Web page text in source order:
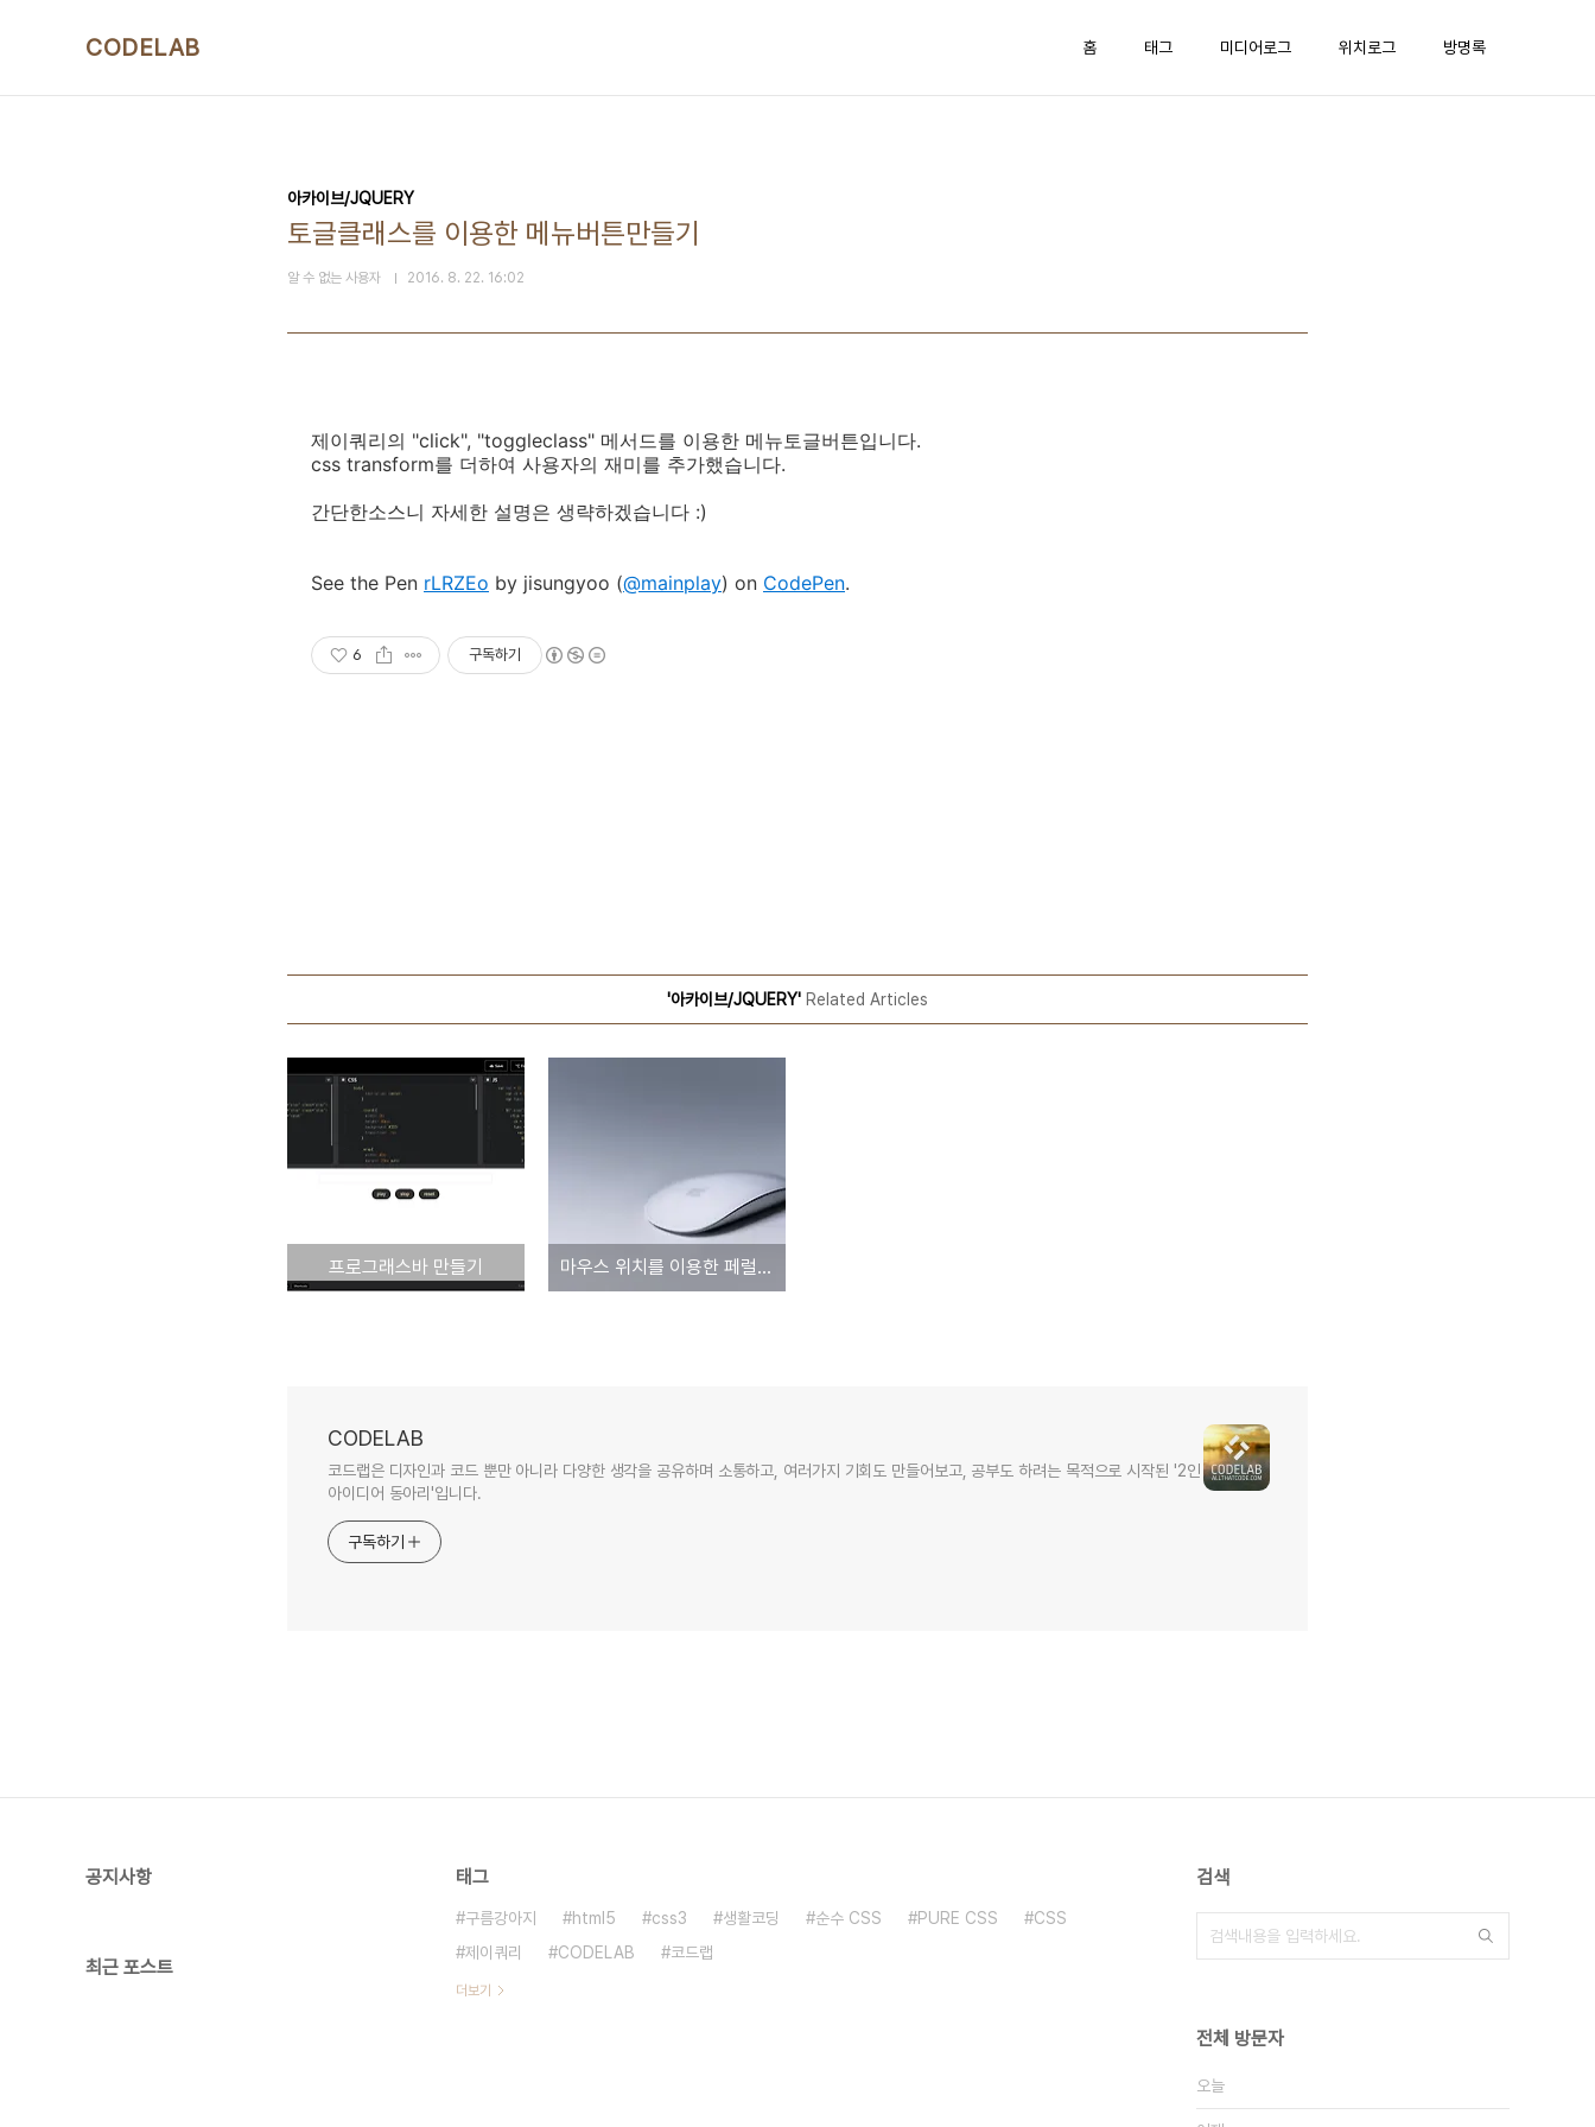
CODELAB 홈 태그 미디어로그 위치로그 방명록
아카이브/JQUERY
토글클래스를 이용한 메뉴버튼만들기
알 수 없는 사용자 2016. 8. 22. 16:02
제이쿼리의 "click", "toggleclass" 메서드를 이용한 메뉴토글버튼입니다.
css transform를 더하여 사용자의 재미를 추가했습니다.
간단한소스니 자세한 설명은 생략하겠습니다 :)
See the Pen rLRZEo by jisungyoo (@mainplay) on CodePen.
6 구독하기
'아카이브/JQUERY' Related Articles
프로그래스바 만들기 마우스 위치를 이용한 페럴락스기법
CODELAB
코드랩은 디자인과 코드 뿐만 아니라 다양한 생각을 공유하며 소통하고, 여러가지 기회도 만들어보고, 공부도 하려는 목적으로 시작된 '2인
아이디어 동아리'입니다.
구독하기
공지사항
최근 포스트
태그
구름강아지 html5 css3 생활코딩 순수 CSS PURE CSS
CSS
제이쿼리
CODELAB 코드랩
더보기
검색
전체 방문자
오늘